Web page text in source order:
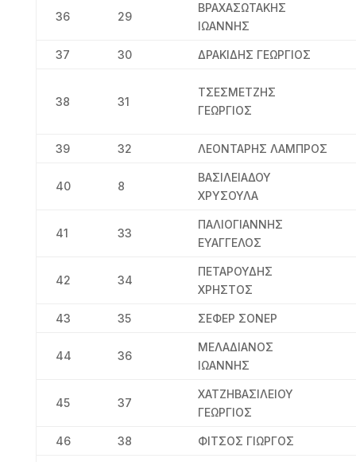
36 29
ΒΡΑΧΑΣΩΤΑΚΗΣ
ΙΩΑΝΝΗΣ
37 30 ΔΡΑΚΙΔΗΣ ΓΕΩΡΓΙΟΣ
38 31
ΤΣΕΣΜΕΤΖΗΣ
ΓΕΩΡΓΙΟΣ
39 32 ΛΕΟΝΤΑΡΗΣ ΛΑΜΠΡΟΣ
40 8
ΒΑΣΙΛΕΙΑΔΟΥ
ΧΡΥΣΟΥΛΑ
41 33
ΠΑΛΙΟΓΙΑΝΝΗΣ
ΕΥΑΓΓΕΛΟΣ
42 34
ΠΕΤΑΡΟΥΔΗΣ
ΧΡΗΣΤΟΣ
43 35 ΣΕΦΕΡ ΣΟΝΕΡ
44 36
ΜΕΛΑΔΙΑΝΟΣ
ΙΩΑΝΝΗΣ
45 37
ΧΑΤΖΗΒΑΣΙΛΕΙΟΥ
ΓΕΩΡΓΙΟΣ
46 38 ΦΙΤΣΟΣ ΓΙΩΡΓΟΣ